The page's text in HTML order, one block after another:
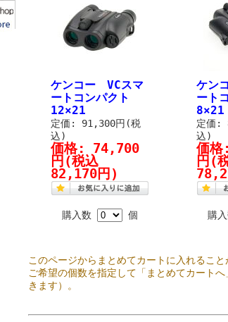
ケンコー VCスマ
ートコンパクト
12×21
定価: 91,300円(税
込)
価格: 74,700
円 (税込
82,170円)
購入数 個
ケン
ート
8×21
定価:
込)
価
円 (
購
このページからまとめてカートに入れること
ご希望の個数を指定して「まとめてカート
きます）。